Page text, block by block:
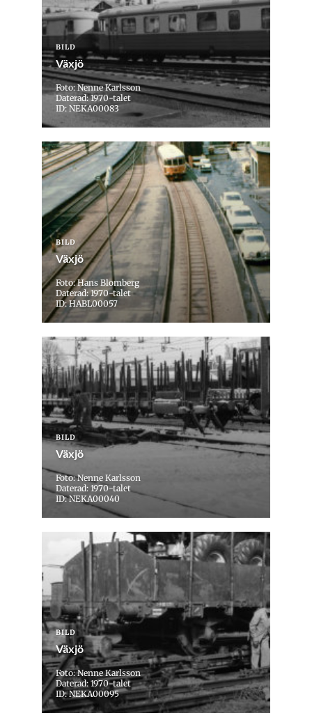
BILD
Växjö
Foto: Nenne Karlsson
Daterad: 1970-talet
ID: NEKA00083
BILD
Växjö
Foto: Hans Blomberg
Daterad: 1970-talet
ID: HABL00057
BILD
Växjö
Foto: Nenne Karlsson
Daterad: 1970-talet
ID: NEKA00040
BILD
Växjö
Foto: Nenne Karlsson
Daterad: 1970-talet
ID: NEKA00095